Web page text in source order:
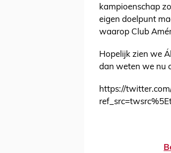
kampioenschap
eigen doelpunt
waarop Club
Hopelijk zien we
dan weten we nu
https://